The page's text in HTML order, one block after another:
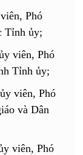
Phó
Tỉnh ủy;
viên, Phó
Tỉnh ủy;
viên, Phó
và Dân
viên, Phó